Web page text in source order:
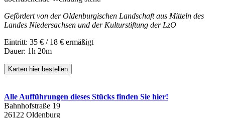
Gefördert von der Oldenburgischen Landschaft aus Mitteln des
Landes Niedersachsen und der Kulturstiftung der LzO
Eintritt: 35 € / 18 € ermäßigt
Dauer: 1h 20m
Karten hier bestellen
Alle Aufführungen dieses Stücks finden Sie hier!
Bahnhofstraße 19
26122 Oldenburg